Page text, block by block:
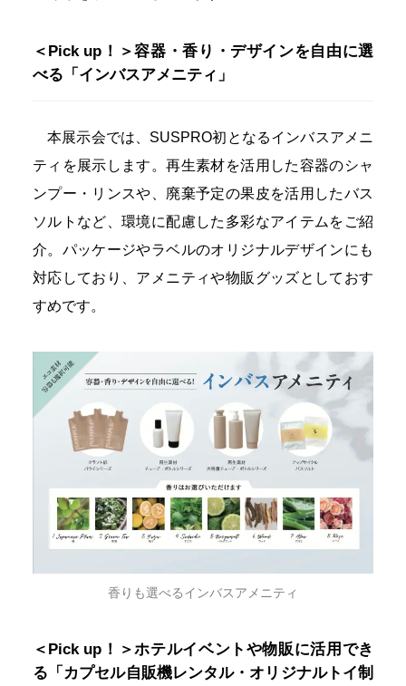
＜Pick up！＞容器・香り・デザインを自由に選
べる「インバスアメニティ」
本展示会では、SUSPRO初となるインバスアメニ
ティを展示します。再生素材を活用した容器のシャ
ンプー・リンスや、廃棄予定の果皮を活用したバス
ソルトなど、環境に配慮した多彩なアイテムをご紹
介。パッケージやラベルのオリジナルデザインにも
対応しており、アメニティや物販グッズとしておす
すめです。
香りも選べるインバスアメニティ
＜Pick up！＞ホテルイベントや物販に活用でき
る「カプセル自販機レンタル・オリジナルトイ制